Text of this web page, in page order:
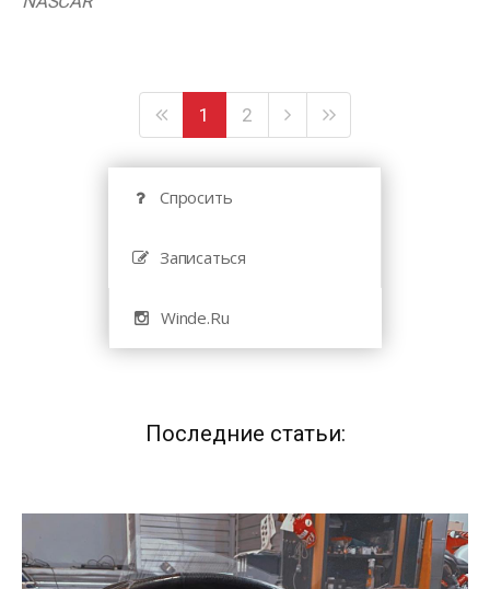
1 2
Спросить
Записаться
Winde.Ru
Последние статьи: